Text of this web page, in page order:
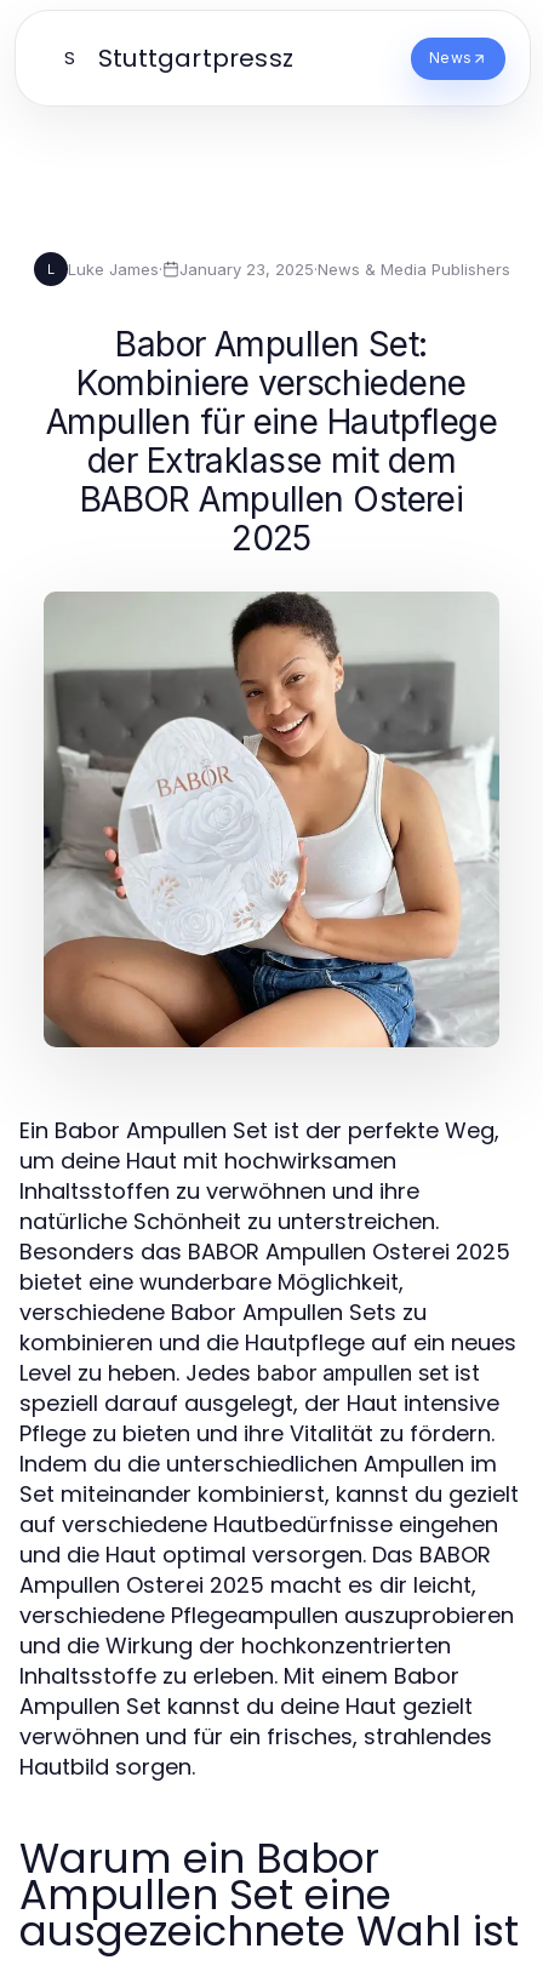
S Stuttgartpressz News
L Luke James· January 23, 2025·News & Media Publishers
Babor Ampullen Set:
Kombiniere verschiedene
Ampullen für eine Hautpflege
der Extraklasse mit dem
BABOR Ampullen Osterei
2025
Ein Babor Ampullen Set ist der perfekte Weg,
um deine Haut mit hochwirksamen
Inhaltsstoffen zu verwöhnen und ihre
natürliche Schönheit zu unterstreichen.
Besonders das BABOR Ampullen Osterei 2025
bietet eine wunderbare Möglichkeit,
verschiedene Babor Ampullen Sets zu
kombinieren und die Hautpflege auf ein neues
Level zu heben. Jedes babor ampullen set ist
speziell darauf ausgelegt, der Haut intensive
Pflege zu bieten und ihre Vitalität zu fördern.
Indem du die unterschiedlichen Ampullen im
Set miteinander kombinierst, kannst du gezielt
auf verschiedene Hautbedürfnisse eingehen
und die Haut optimal versorgen. Das BABOR
Ampullen Osterei 2025 macht es dir leicht,
verschiedene Pflegeampullen auszuprobieren
und die Wirkung der hochkonzentrierten
Inhaltsstoffe zu erleben. Mit einem Babor
Ampullen Set kannst du deine Haut gezielt
verwöhnen und für ein frisches, strahlendes
Hautbild sorgen.
Warum ein Babor
Ampullen Set eine
ausgezeichnete Wahl ist